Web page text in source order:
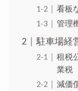
看板
管理
駐車場経
租税
業税
減価